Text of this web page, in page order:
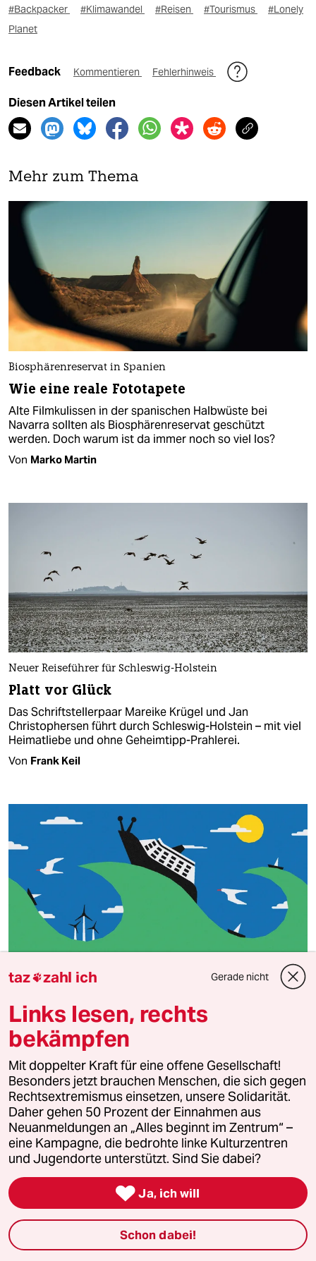
#Backpacker #Klimawandel #Reisen #Tourismus
#Lonely
Planet
Feedback Kommentieren Fehlerhinweis
Diesen Artikel teilen
Mehr zum Thema
Biosphärenreservat in Spanien
Wie eine reale Fototapete
Alte Filmkulissen in der spanischen Halbwüste bei
Navarra sollten als Biosphärenreservat geschützt
werden. Doch warum ist da immer noch so viel los?
Von Marko Martin
Neuer Reiseführer für Schleswig-Holstein
Platt vor Glück
Das Schriftstellerpaar Mareike Krügel und Jan
Christophersen führt durch Schleswig-Holstein – mit viel
Heimatliebe und ohne Geheimtipp-Prahlerei.
Von Frank Keil
Auf einem Kreuzfahrtschiff
Wie geht es an Bord der Schiffe zu, die von Kiel nach
Oslo fahren? Und wo sind die Betrunkenen? Unsere
Autorin hat sich auf Entdeckungsfahrt gemacht.
Von Katrin Ullmann
klimawandel
taz zahl ich Gerade nicht
Links lesen, rechts
bekämpfen
Mit doppelter Kraft für eine offene Gesellschaft!
Besonders jetzt brauchen Menschen, die sich gegen
Rechtsextremismus einsetzen, unsere Solidarität.
Daher gehen 50 Prozent der Einnahmen aus
Neuanmeldungen an „Alles beginnt im Zentrum“ –
eine Kampagne, die bedrohte linke Kulturzentren
und Jugendorte unterstützt. Sind Sie dabei?
 Ja, ich will
Schon dabei!